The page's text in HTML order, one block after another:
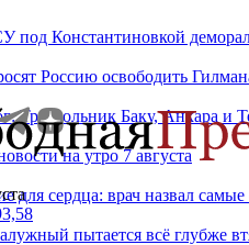
под Константиновкой
Россию освободить
Треугольник Баку, Анкара и
на утро 7 августа
для сердца: врач назвал
пытается всё глубже